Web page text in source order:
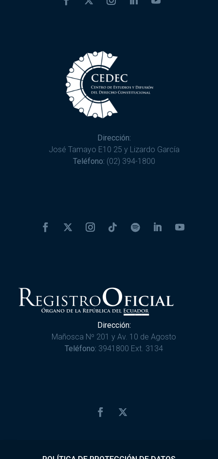
Dirección:
José Tamayo E10 25 y Lizardo García
Teléfono: (02) 394-1800
Dirección:
Mañosca Nº 201 y Av. 10 de Agosto
Teléfono: 3941800 Ext. 3134